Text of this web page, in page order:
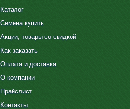
Каталог
Семена купить
Акции, товары со скидкой
Как заказать
Оплата и доставка
О компании
Прайслист
Контакты